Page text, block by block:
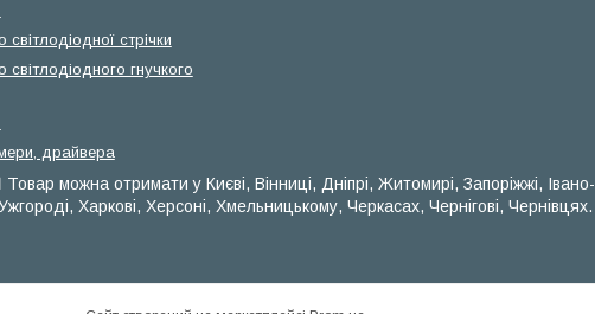
стрічки
світлодіодного гнучкого
драйвера
можна отримати у Києві, Вінниці, Дніпрі, Житомирі, Запоріжжі,
Харкові, Херсоні, Хмельницькому, Черкасах, Чернігові,